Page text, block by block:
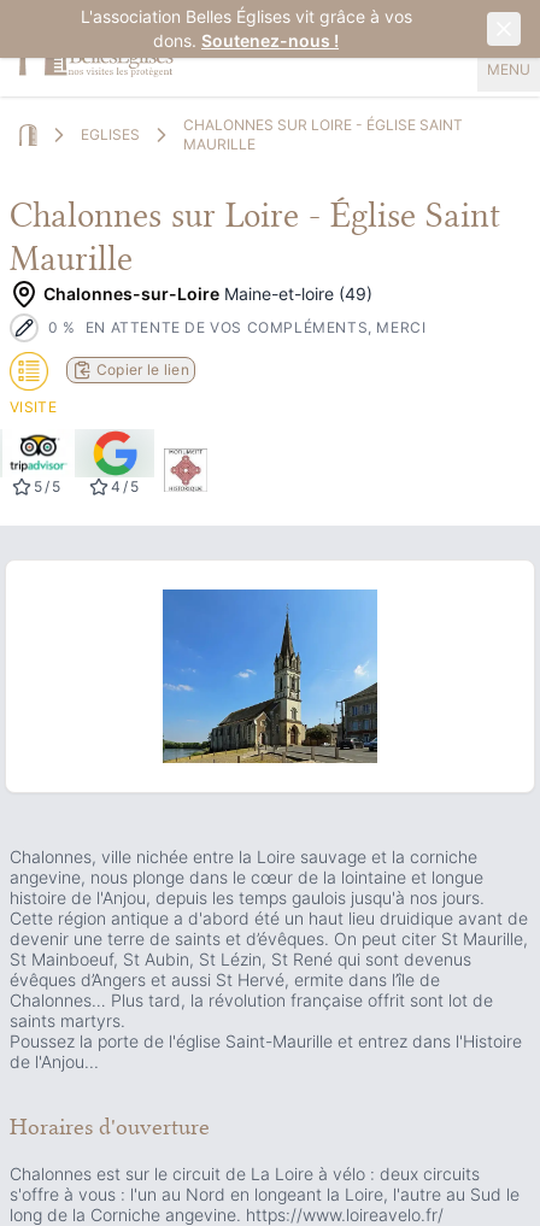
L'association Belles Églises vit grâce à vos
dons. Soutenez-nous !
MENU
EGLISES
CHALONNES SUR LOIRE - ÉGLISE SAINT
MAURILLE
Chalonnes sur Loire - Église Saint
Maurille
Chalonnes-sur-Loire Maine-et-loire (49)
0 % EN ATTENTE DE VOS COMPLÉMENTS, MERCI
VISITE
Copier le lien
5/ 5 4 / 5
Chalonnes, ville nichée entre la Loire sauvage et la corniche
angevine, nous plonge dans le cœur de la lointaine et longue
histoire de l'Anjou, depuis les temps gaulois jusqu'à nos jours.
Cette région antique a d'abord été un haut lieu druidique avant de
devenir une terre de saints et d’évêques. On peut citer St Maurille,
St Mainboeuf, St Aubin, St Lézin, St René qui sont devenus
évêques d’Angers et aussi St Hervé, ermite dans l’île de
Chalonnes… Plus tard, la révolution française offrit sont lot de
saints martyrs.
Poussez la porte de l'église Saint-Maurille et entrez dans l'Histoire
de l'Anjou...
Horaires d'ouverture
Chalonnes est sur le circuit de La Loire à vélo : deux circuits
s'offre à vous : l'un au Nord en longeant la Loire, l'autre au Sud le
long de la Corniche angevine. https://www.loireavelo.fr/